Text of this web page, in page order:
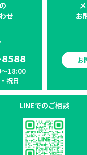
せ
18:00
祝日
お
お
LINEでのご相談